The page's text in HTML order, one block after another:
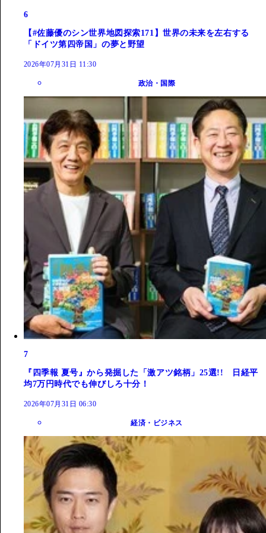
6
【#佐藤優のシン世界地図探索171】世界の未来を左右する
「ドイツ第四帝国」の夢と野望
2026年07月31日 11:30
政治・国際
7
『四季報 夏号』から発掘した「激アツ銘柄」25選!! 日経平
均7万円時代でも伸びしろ十分！
2026年07月31日 06:30
経済・ビジネス